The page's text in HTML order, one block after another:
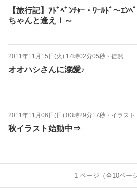
【旅行記】ｱﾄﾞﾍﾞﾝﾁｬｰ・ﾜｰﾙﾄﾞ～ｴﾝﾍ
ちゃんと逢え！～
2011年11月15日(火) 14時02分05秒 ・ 徒然
オオハシさんに溺愛♪
2011年11月06日(日) 03時29分17秒 ・ イラスト・
秋イラスト始動中⇒
1ページ（全10ペー